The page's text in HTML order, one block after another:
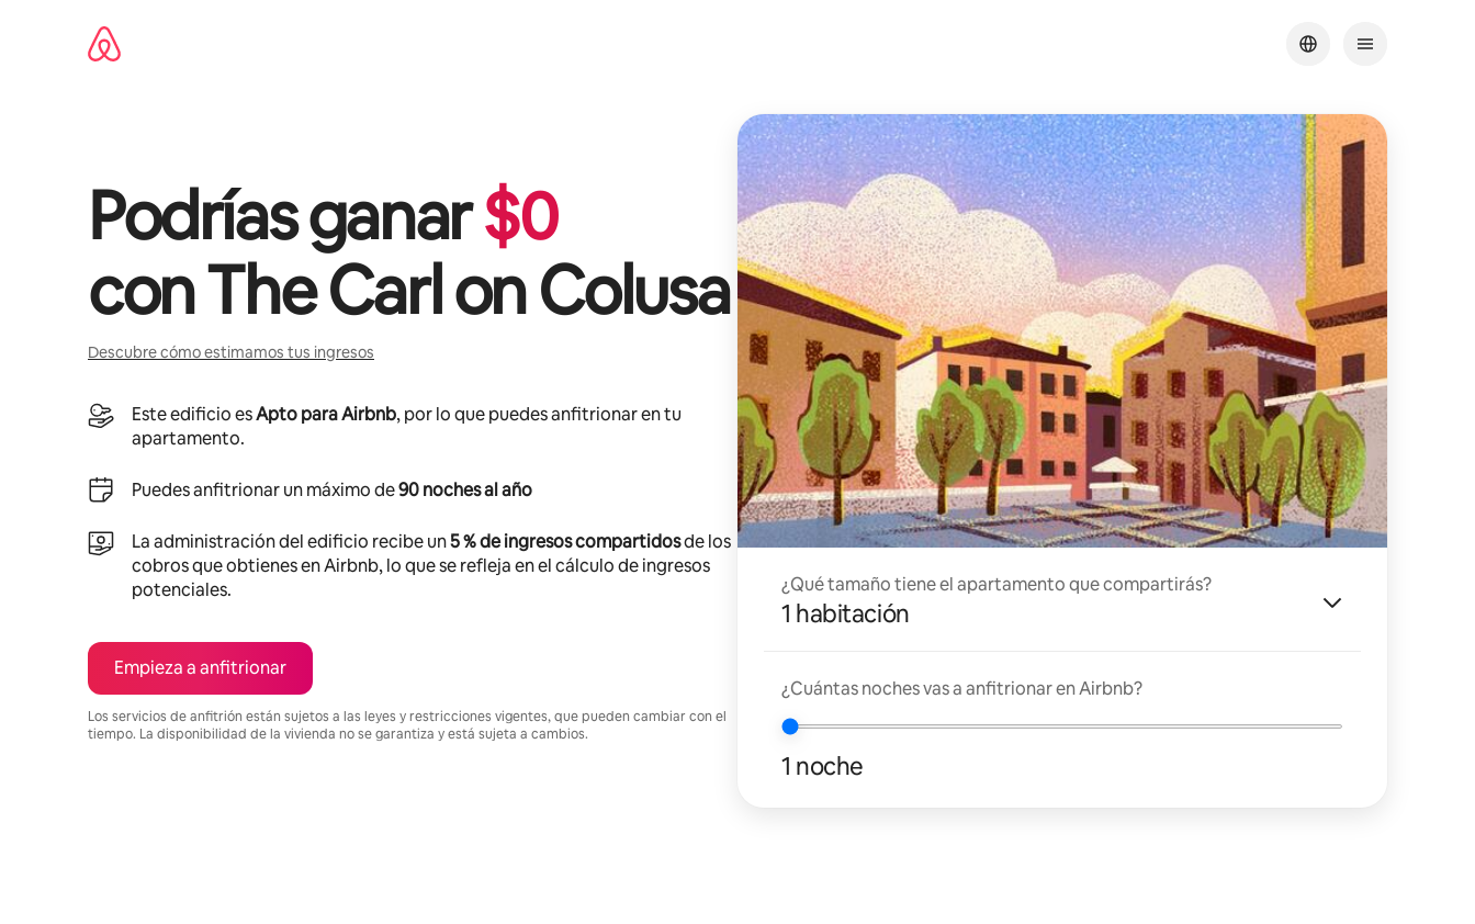
Podrías ganar$0
conThe Carl on Colusa
Descubre cómo estimamos tus ingresos
Este edificio esApto para Airbnb, por lo que puedes anfitrionar en tu
apartamento.
Puedes anfitrionar un máximo de90 noches al año
La administración del edificio recibe un5 % de ingresos compartidosde los
cobros que obtienes en Airbnb, lo que se refleja en el cálculo de ingresos
potenciales.
Empieza a anfitrionar
Los servicios de anfitrión están sujetos a las leyes y restricciones vigentes, que pueden cambiar con el
tiempo. La disponibilidad de la vivienda no se garantiza y está sujeta a cambios.
¿Qué tamaño tiene el apartamento que compartirás?
1 habitación
¿Cuántas noches vas a anfitrionar en Airbnb?
1 noche